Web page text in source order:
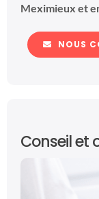
Meximieux et
NOUS
Conseil et